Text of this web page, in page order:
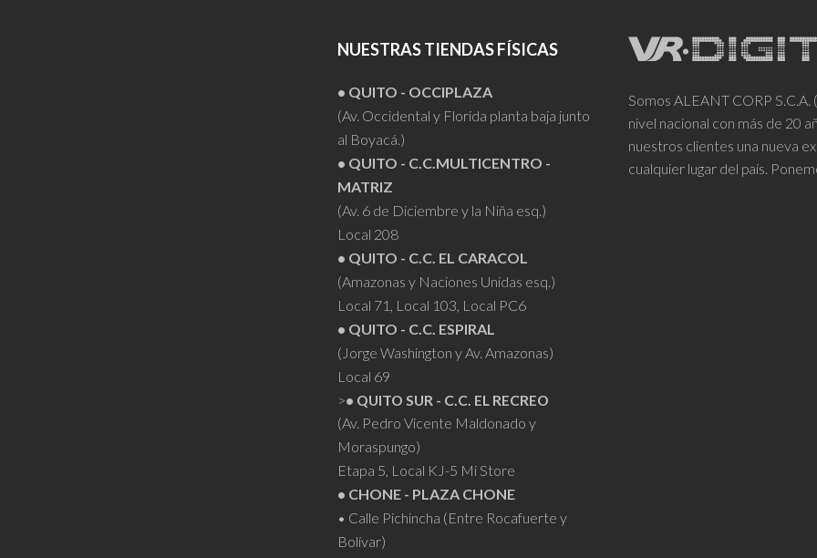
NUESTRAS TIENDAS FÍSICAS
• QUITO - OCCIPLAZA
(Av. Occidental y Florida planta baja junto
al Boyacá.)
• QUITO - C.C.MULTICENTRO -
MATRIZ
(Av. 6 de Diciembre y la Niña esq.)
Local 208
• QUITO - C.C. EL CARACOL
(Amazonas y Naciones Unidas esq.)
Local 71, Local 103, Local PC6
• QUITO - C.C. ESPIRAL
(Jorge Washington y Av. Amazonas)
Local 69
>• QUITO SUR - C.C. EL RECREO
(Av. Pedro Vicente Maldonado y
Moraspungo)
Etapa 5, Local KJ-5 Mi Store
• CHONE - PLAZA CHONE
• Calle Pichincha (Entre Rocafuerte y
Bolívar)
Somos ALEANT CORP
nivel nacional con más de 20
nuestros clientes una nueva
cualquier lugar del país.